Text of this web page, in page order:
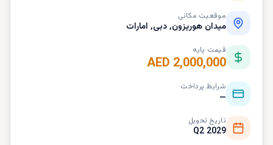
موقعیت مکانی
میدان هوریزون, دبی, امارات
قیمت پایه
AED 2,000,000
شرایط پرداخت
—
تاریخ تحویل
Q2 2029